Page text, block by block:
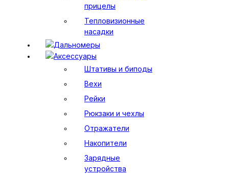
прицелы
Тепловизионные
насадки
Дальномеры
Аксессуары
Штативы и биподы
Вехи
Рейки
Рюкзаки и чехлы
Отражатели
Накопители
Зарядные
устройства